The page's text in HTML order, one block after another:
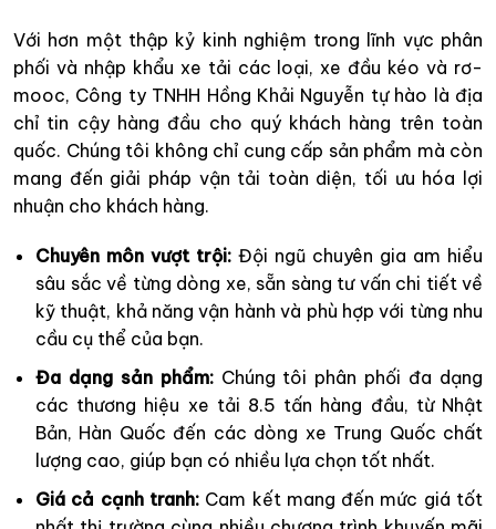
Với hơn một thập kỷ kinh nghiệm trong lĩnh vực phân
phối và nhập khẩu xe tải các loại, xe đầu kéo và rơ-
mooc, Công ty TNHH Hồng Khải Nguyễn tự hào là địa
chỉ tin cậy hàng đầu cho quý khách hàng trên toàn
quốc. Chúng tôi không chỉ cung cấp sản phẩm mà còn
mang đến giải pháp vận tải toàn diện, tối ưu hóa lợi
nhuận cho khách hàng.
Chuyên môn vượt trội: Đội ngũ chuyên gia am hiểu
sâu sắc về từng dòng xe, sẵn sàng tư vấn chi tiết về
kỹ thuật, khả năng vận hành và phù hợp với từng nhu
cầu cụ thể của bạn.
Đa dạng sản phẩm:Chúng tôi phân phối đa dạng
các thương hiệu xe tải 8.5 tấn hàng đầu, từ Nhật
Bản, Hàn Quốc đến các dòng xe Trung Quốc chất
lượng cao, giúp bạn có nhiều lựa chọn tốt nhất.
Giá cả cạnh tranh:Cam kết mang đến mức giá tốt